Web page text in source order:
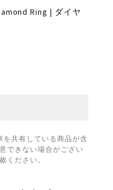
Ring | ダイヤ
共有している商品が含
できない場合がござい
ください。